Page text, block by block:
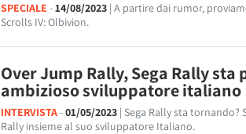
SPECIALE -14/08/2023 | A partire dai rumor,
Scrolls IV: Olbivion.
Over Jump Rally, Sega Rally
ambizioso sviluppatore italiano
INTERVISTA-01/05/2023 | Sega Rally sta
Rally insieme al suo sviluppatore Italiano.